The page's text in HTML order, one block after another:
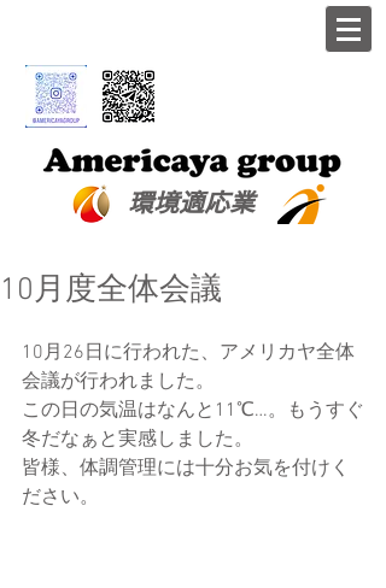
​環境適応業
10月度全体会議
10月26日に行われた、アメリカヤ全体
会議が行われました。
この日の気温はなんと11℃…。もうすぐ
冬だなぁと実感しました。
皆様、体調管理には十分お気を付けく
ださい。